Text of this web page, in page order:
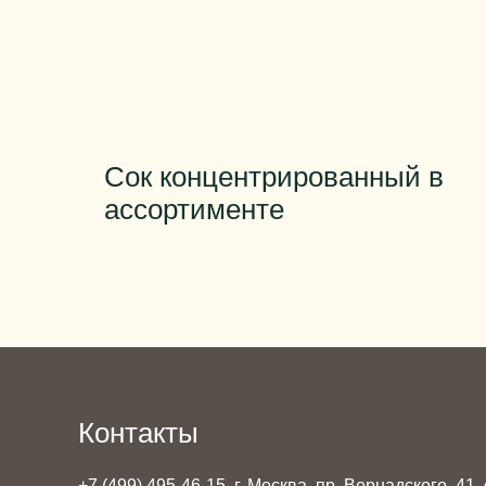
Сок концентрированный в
ассортименте
Контакты